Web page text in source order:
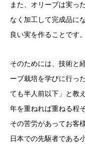
また、オリーブは実っ
なく加工して完成品に
良い実を作ることです。
そのためには、技術と
ーブ栽培を学びに行っ
ても半人前以下」と教
年を重ねれば重ねる程
その苦労があってお客
日本での先駆者である